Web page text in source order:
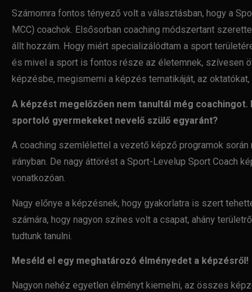
Számomra fontos tényező volt a választásban, hogy a
MCC) coachok. Elsősorban coaching módszertant
állt hozzám. Hogy miért specializálódtam a sport
és mivel a sport is fontos része az életemnek, szívesen
képzésbe, megismerni a képzés tematikáját, az
A képzést megelőzően nem tanultál még
sportoló gyermekeket nevelő szülő egyaránt?
A coaching szemlélettel a vezető képző programok
irányban. De nagy áttörést a Sport-Levelup Sport Coach
vonatkozóan.
Nagy előnye a képzésnek, hogy gyakorlatra is szert
számára, hogy nagyon színes volt a csapat, ahány
tudtunk tanulni.
Meséld el egy meghatározó élményedet a képzésről!
Nagyon nehéz egyetlen élményt kiemelni, az összes